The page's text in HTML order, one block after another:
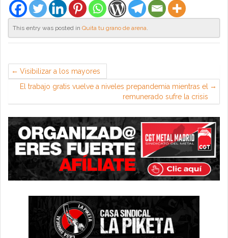
This entry was posted in Quita tu grano de arena.
Visibilizar a los mayores
El trabajo gratis vuelve a niveles prepandemia mientras el
remunerado sufre la crisis